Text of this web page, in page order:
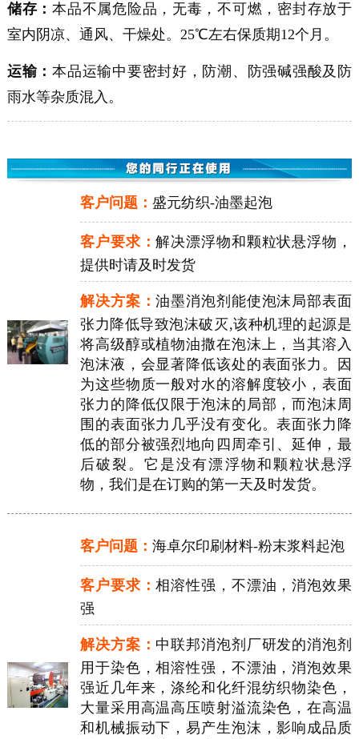
储存：本品不属危险品，无毒，不可燃，密封存放于
室内阴凉、通风、干燥处。25℃左右保质期12个月。
运输：本品运输中要密封好，防潮、防强碱强酸及防
雨水等杂质混入。
客户问题： 盛元纺织-油墨起泡
客户要求：解决漂浮物和颗粒状悬浮物，
提供时请及时发货
解决方案：油墨消泡剂能使泡沫局部表面
张力降低导致泡沫破灭,该种机理的起源是
将高级醇或植物油撒在泡沫上，当其溶入
泡沫液，会显著降低该处的表面张力。因
为这些物质一般对水的溶解度较小，表面
张力的降低仅限于泡沫的局部，而泡沫周
围的表面张力几乎没有变化。表面张力降
低的部分被强烈地向四周牵引、延伸，最
后破裂。它是没有漂浮物和颗粒状悬浮
物，我们是在订购的第一天及时发货。
客户问题： 海卓尔印刷材料-粉末浆料起泡
客户要求：相溶性强，不漂油，消泡效果
强
解决方案： 中联邦消泡剂厂研发的消泡剂
用于染色，相溶性强，不漂油，消泡效果
强近几年来，涤纶和化纤混纺织物染色，
大量采用高温高压喷射溢流染色，在高温
和机械振动下，易产生泡沫，影响成品质